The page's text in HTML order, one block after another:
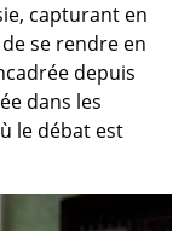
capturant en
se rendre en
depuis
dans les
le débat est